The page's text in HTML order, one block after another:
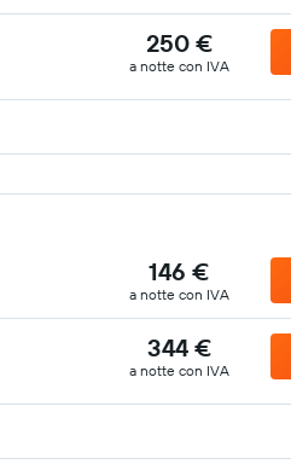
250 €
a notte con IVA
146 €
a notte con IVA
344 €
a notte con IVA